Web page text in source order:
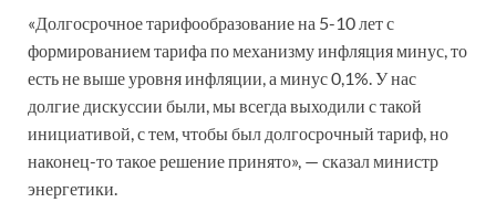
«Долгосрочное тарифообразование на 5-10 лет с
формированием тарифа по механизму инфляция минус, то
есть не выше уровня инфляции, а минус 0,1%. У нас
долгие дискуссии были, мы всегда выходили с такой
инициативой, с тем, чтобы был долгосрочный тариф, но
наконец-то такое решение принято», — сказал министр
энергетики.